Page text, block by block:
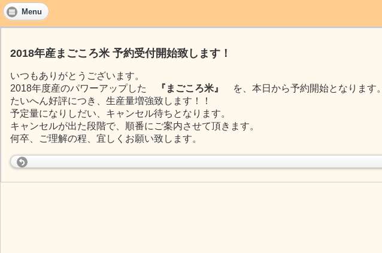
Menu
2018年産まごころ米 予約受付開始致します！
いつもありがとうございます。
2018年度産のパワーアップした
『まごころ米』
を、本日から予約開始となります。
たいへん好評につき、生産量増強致します！！
予定量になりしだい、キャンセル待ちとなります。
キャンセルが出た段階で、順番にご案内させて頂きます。
何卒、ご理解の程、宜しくお願い致します。